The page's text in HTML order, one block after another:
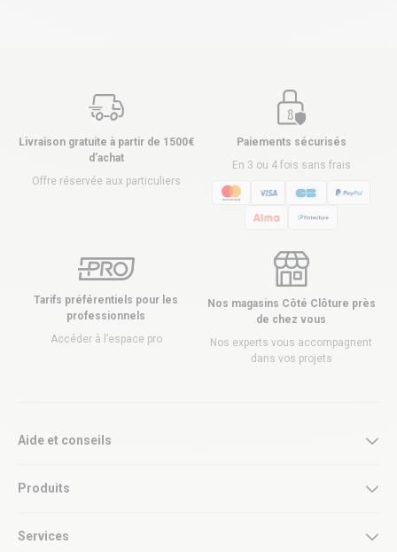
Livraison gratuite à partir de 1500€
d’achat
Offre réservée aux particuliers
Paiements sécurisés
En 3 ou 4 fois sans frais
Tarifs préférentiels pour les
professionnels
Accéder à l’espace pro
Nos magasins Côté Clôture près
de chez vous
Nos experts vous accompagnent
dans vos projets
Aide et conseils
Produits
Services